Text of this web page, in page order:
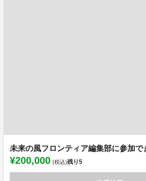
未来の風フロンティア編集部に参加で
¥200,000 (税込)残り5